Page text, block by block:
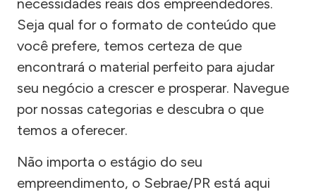
necessidades reais dos empreendedores.
Seja qual for o formato de conteúdo que
você prefere, temos certeza de que
encontrará o material perfeito para ajudar
seu negócio a crescer e prosperar. Navegue
por nossas categorias e descubra o que
temos a oferecer.
Não importa o estágio do seu
empreendimento, o Sebrae/PR está aqui